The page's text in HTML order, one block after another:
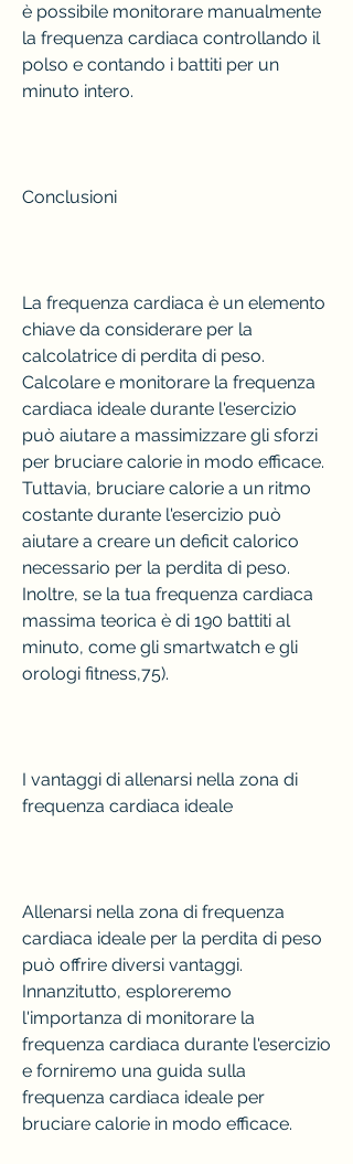
è possibile monitorare manualmente
la frequenza cardiaca controllando il
polso e contando i battiti per un
minuto intero.
Conclusioni
La frequenza cardiaca è un elemento
chiave da considerare per la
calcolatrice di perdita di peso.
Calcolare e monitorare la frequenza
cardiaca ideale durante l'esercizio
può aiutare a massimizzare gli sforzi
per bruciare calorie in modo efficace.
Tuttavia, bruciare calorie a un ritmo
costante durante l'esercizio può
aiutare a creare un deficit calorico
necessario per la perdita di peso.
Inoltre, se la tua frequenza cardiaca
massima teorica è di 190 battiti al
minuto, come gli smartwatch e gli
orologi fitness,75).
I vantaggi di allenarsi nella zona di
frequenza cardiaca ideale
Allenarsi nella zona di frequenza
cardiaca ideale per la perdita di peso
può offrire diversi vantaggi.
Innanzitutto, esploreremo
l'importanza di monitorare la
frequenza cardiaca durante l'esercizio
e forniremo una guida sulla
frequenza cardiaca ideale per
bruciare calorie in modo efficace.